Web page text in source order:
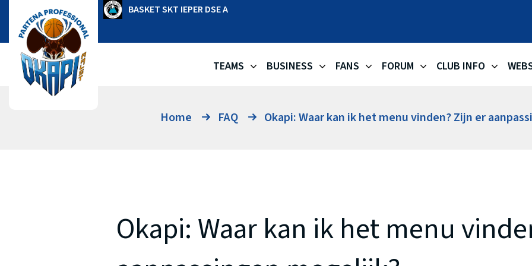
inhoud
OKAPI AALST BASKET SKT IEPER DSE A
TEAMS BUSINESS FANS FORUM CLUB INFO
Home FAQ Okapi: Waar kan ik het menu vinden? Zijn er
Okapi: Waar kan ik het menu